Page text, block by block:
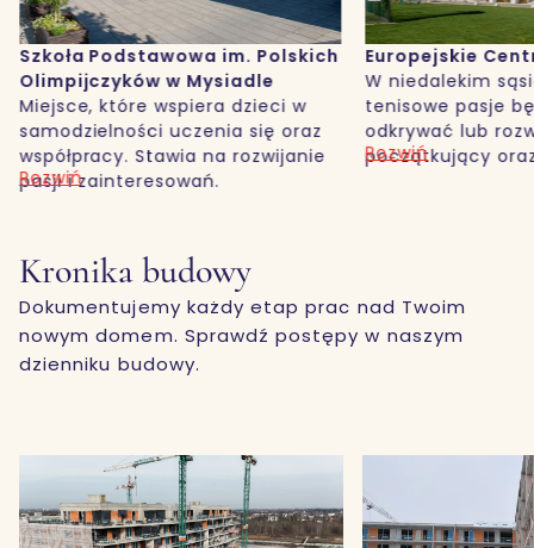
im. Polskich
w Mysiadle
wspiera dzieci w
uczenia się oraz
Stawia na rozwijanie
Europejskie Centrum Tenisa
W niedalekim sąsiedztwie
tenisowe pasje będą mogli
odkrywać lub rozwijać
początkujący oraz wytrawni
Rozwiń
Kronika budowy
Dokumentujemy każdy etap prac nad Twoim
nowym domem. Sprawdź postępy w naszym
dzienniku budowy.